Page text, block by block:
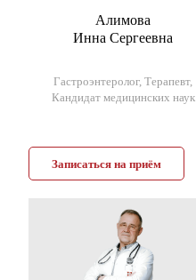
Алимова
Инна Сергеевна
Гастроэнтеролог, Терапевт,
Кандидат медицинских наук
Записаться на приём